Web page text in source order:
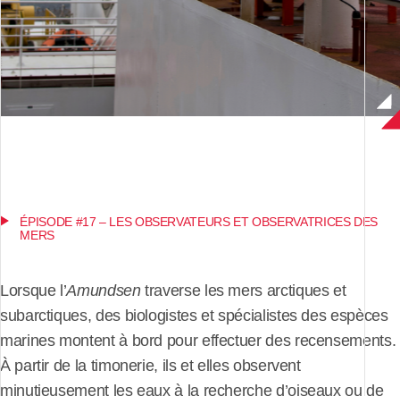
ÉPISODE #17 – LES OBSERVATEURS ET OBSERVATRICES DES
MERS
Lorsque l’Amundsentraverse les mers arctiques et
subarctiques, des biologistes et spécialistes des espèces
marines montent à bord pour effectuer des recensements.
À partir de la timonerie, ils et elles observent
minutieusement les eaux à la recherche d’oiseaux ou de